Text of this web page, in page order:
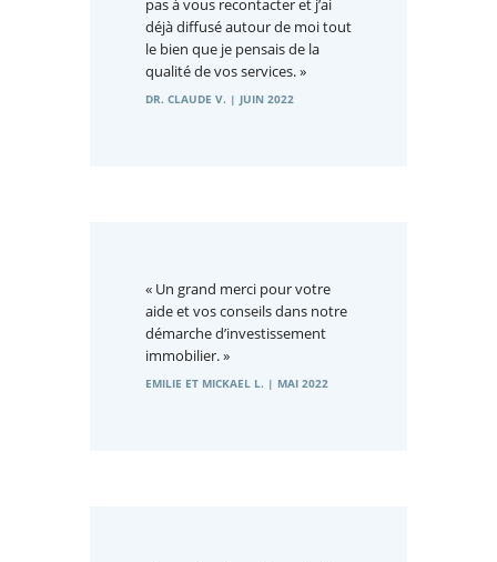
pas à vous recontacter et j’ai
déjà diffusé autour de moi tout
le bien que je pensais de la
qualité de vos services. »
DR. CLAUDE V. | JUIN 2022
« Un grand merci pour votre
aide et vos conseils dans notre
démarche d’investissement
immobilier. »
EMILIE ET MICKAEL L. | MAI 2022